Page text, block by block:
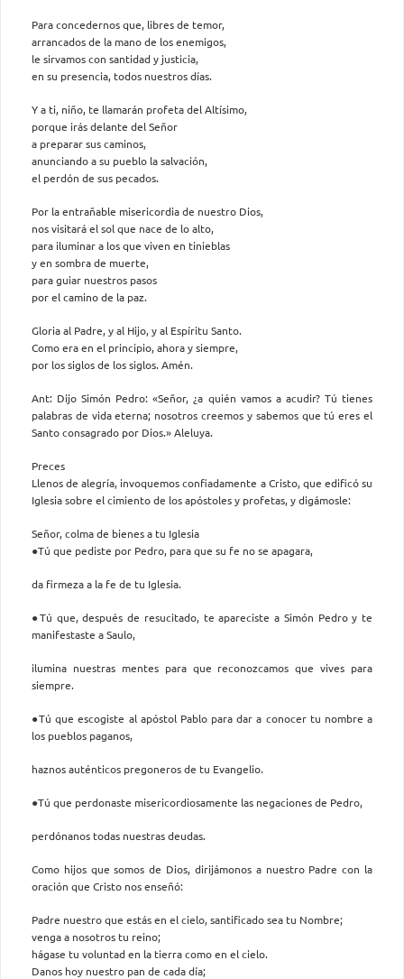
Para concedernos que, libres de temor,
arrancados de la mano de los enemigos,
le sirvamos con santidad y justicia,
en su presencia, todos nuestros días.
Y a ti, niño, te llamarán profeta del Altísimo,
porque irás delante del Señor
a preparar sus caminos,
anunciando a su pueblo la salvación,
el perdón de sus pecados.
Por la entrañable misericordia de nuestro Dios,
nos visitará el sol que nace de lo alto,
para iluminar a los que viven en tinieblas
y en sombra de muerte,
para guiar nuestros pasos
por el camino de la paz.
Gloria al Padre, y al Hijo, y al Espíritu Santo.
Como era en el principio, ahora y siempre,
por los siglos de los siglos. Amén.
Ant: Dijo Simón Pedro: «Señor, ¿a quién vamos a acudir? Tú tienes
palabras de vida eterna; nosotros creemos y sabemos que tú eres el
Santo consagrado por Dios.» Aleluya.
Preces
Llenos de alegría, invoquemos confiadamente a Cristo, que edificó su
Iglesia sobre el cimiento de los apóstoles y profetas, y digámosle:
Señor, colma de bienes a tu Iglesia
●Tú que pediste por Pedro, para que su fe no se apagara,
da firmeza a la fe de tu Iglesia.
●Tú que, después de resucitado, te apareciste a Simón Pedro y te
manifestaste a Saulo,
ilumina nuestras mentes para que reconozcamos que vives para
siempre.
●Tú que escogiste al apóstol Pablo para dar a conocer tu nombre a
los pueblos paganos,
haznos auténticos pregoneros de tu Evangelio.
●Tú que perdonaste misericordiosamente las negaciones de Pedro,
perdónanos todas nuestras deudas.
Como hijos que somos de Dios, dirijámonos a nuestro Padre con la
oración que Cristo nos enseñó:
Padre nuestro que estás en el cielo, santificado sea tu Nombre;
venga a nosotros tu reino;
hágase tu voluntad en la tierra como en el cielo.
Danos hoy nuestro pan de cada día;